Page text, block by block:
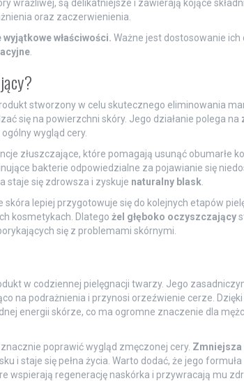
wrażliwej, są delikatniejsze i zawierają kojące
oraz zaczerwienienia.
właściwości. Ważne jest dostosowanie
.
stworzony w celu skutecznego eliminowania
się na powierzchni skóry. Jego działanie polega na
wygląd cery.
złuszczające, które pomagają usunąć obumarłe
bakterie odpowiedzialne za pojawianie się
staje się zdrowsza i zyskuje naturalny blask.
lepiej przygotowuje się do kolejnych etapów
kosmetykach. Dlatego żel głęboko oczyszczający
się z problemami skórnymi.
w codziennej pielęgnacji twarzy. Jego
na podrażnienia i przynosi orzeźwienie cerze.
energii skórze, co ma ogromne znaczenie dla
poprawić wygląd zmęczonej cery. Zmniejsza
i staje się pełna życia. Warto dodać, że jego
wspierają regenerację naskórka i przywracają mu